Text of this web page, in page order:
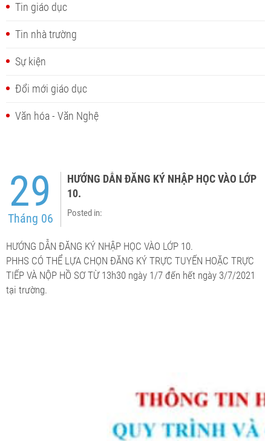
Tin giáo dục
Tin nhà trường
Sự kiện
Đổi mới giáo dục
Văn hóa - Văn Nghệ
29
Tháng 06
HƯỚNG DẪN ĐĂNG KÝ NHẬP HỌC VÀO LỚP
10.
Posted in:
HƯỚNG DẪN ĐĂNG KÝ NHẬP HỌC VÀO LỚP 10.
PHHS CÓ THỂ LỰA CHỌN ĐĂNG KÝ TRỰC TUYẾN HOẶC TRỰC
TIẾP VÀ NỘP HỒ SƠ TỪ 13h30 ngày 1/7 đến hết ngày 3/7/2021
tại trường.